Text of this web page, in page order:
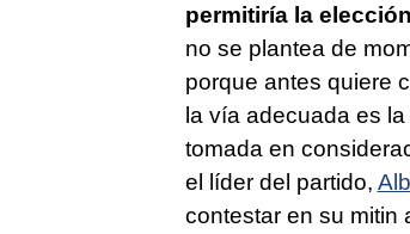
permitiría la
no se plantea de
porque antes quiere
la vía adecuada es
tomada en
el líder del partido,
contestar en su mitin